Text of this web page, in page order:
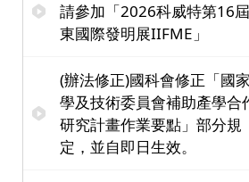
請參加「2026科威特第16
東國際發明展IIFME」
(辦法修正)國科會修正「國
學及技術委員會補助產學合
研究計畫作業要點」部分規
定，並自即日生效。